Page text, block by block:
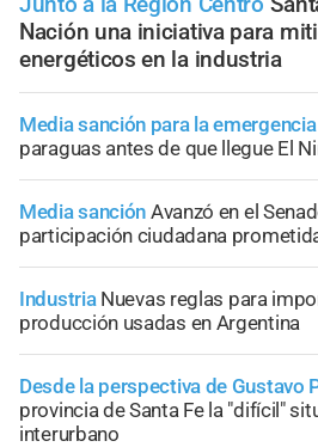
Nación una iniciativa para
energéticos en la industria
Media sanción para la emergencia
paraguas antes de que llegue El
Media sanción Avanzó en el
participación ciudadana
Industria Nuevas reglas para
producción usadas en Argentina
Desde la perspectiva de Gustavo
provincia de Santa Fe la "difícil"
interurbano